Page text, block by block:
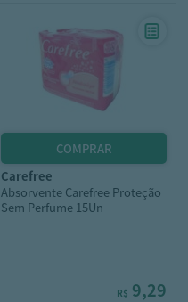
carefree
Absorvente Carefree Proteção
Sem Perfume 15Un
R$ 9,29